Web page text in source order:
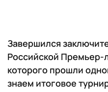
Завершился
Российской Премьер-
которого прошли
знаем итоговое